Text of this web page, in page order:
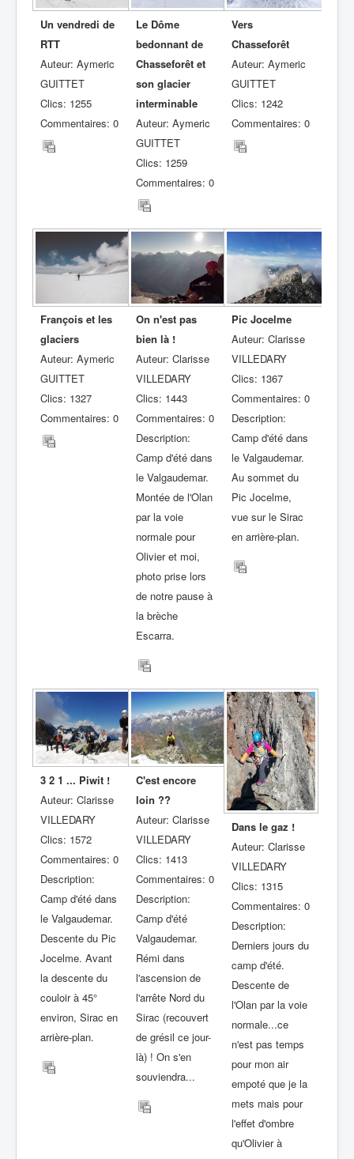
Un vendredi de
RTT
Auteur: Aymeric
GUITTET
Clics: 1255
Commentaires: 0
Le Dôme
bedonnant de
Chasseforêt et
son glacier
interminable
Auteur: Aymeric
GUITTET
Clics: 1259
Commentaires: 0
Vers
Chasseforêt
Auteur: Aymeric
GUITTET
Clics: 1242
Commentaires: 0
François et les
glaciers
Auteur: Aymeric
GUITTET
Clics: 1327
Commentaires: 0
On n'est pas
bien là !
Auteur: Clarisse
VILLEDARY
Clics: 1443
Commentaires: 0
Description:
Camp d'été dans
le Valgaudemar.
Montée de l'Olan
par la voie
normale pour
Olivier et moi,
photo prise lors
de notre pause à
la brèche
Escarra.
Pic Jocelme
Auteur: Clarisse
VILLEDARY
Clics: 1367
Commentaires: 0
Description:
Camp d'été dans
le Valgaudemar.
Au sommet du
Pic Jocelme,
vue sur le Sirac
en arrière-plan.
3 2 1 ... Piwit !
Auteur: Clarisse
VILLEDARY
Clics: 1572
Commentaires: 0
Description:
Camp d'été dans
le Valgaudemar.
Descente du Pic
Jocelme. Avant
la descente du
couloir à 45°
environ, Sirac en
arrière-plan.
C'est encore
loin ??
Auteur: Clarisse
VILLEDARY
Clics: 1413
Commentaires: 0
Description:
Camp d'été
Valgaudemar.
Rémi dans
l'ascension de
l'arrête Nord du
Sirac (recouvert
de grésil ce jour-
là) ! On s'en
souviendra...
Dans le gaz !
Auteur: Clarisse
VILLEDARY
Clics: 1315
Commentaires: 0
Description:
Derniers jours du
camp d'été.
Descente de
l'Olan par la voie
normale...ce
n'est pas temps
pour mon air
empoté que je la
mets mais pour
l'effet d'ombre
qu'Olivier à